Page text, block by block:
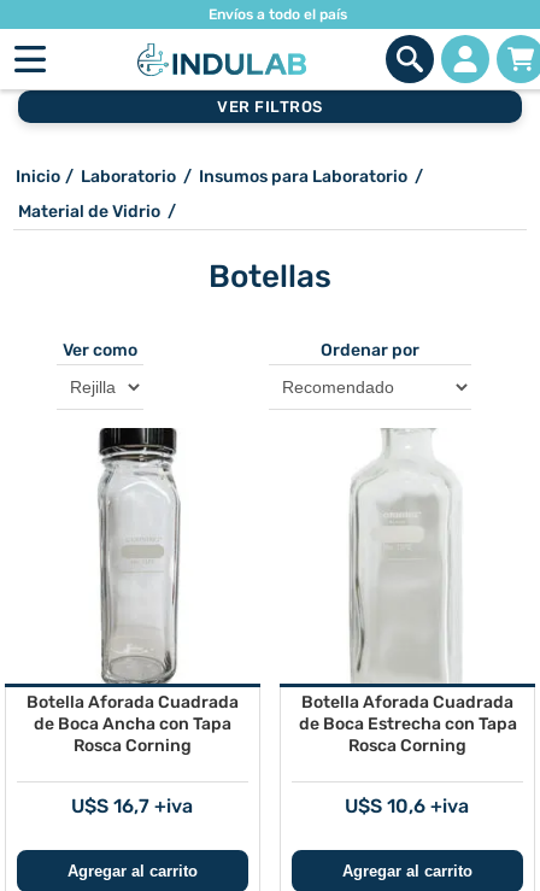
Envíos a todo el país
VER FILTROS
Inicio / Laboratorio / Insumos para Laboratorio /
Material de Vidrio /
Botellas
Ver como Ordenar por
Botella Aforada Cuadrada
de Boca Ancha con Tapa
Rosca Corning
U$S 16,7 +iva
Botella Aforada Cuadrada
de Boca Estrecha con Tapa
Rosca Corning
U$S 10,6 +iva